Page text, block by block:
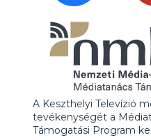
A Keszthelyi Televízió
tevékenységét a
Támogatási Program